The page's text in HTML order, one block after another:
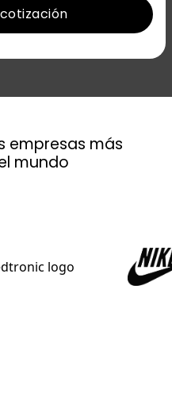
empresas más
mundo